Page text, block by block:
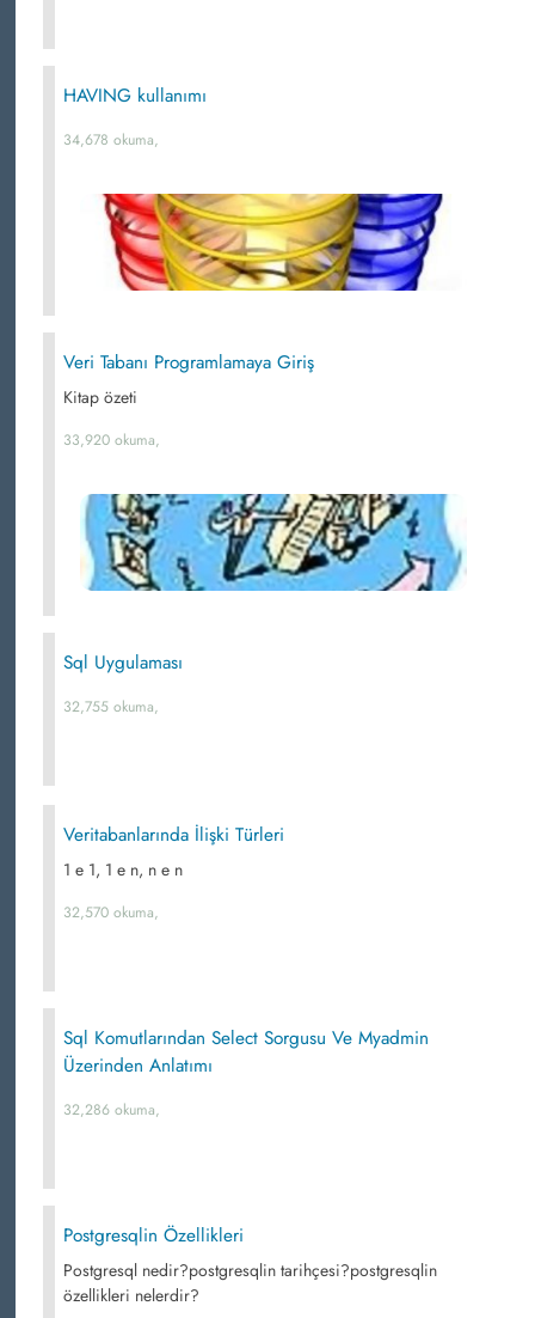
HAVING kullanımı
34,678 okuma,
Veri Tabanı Programlamaya Giriş
Kitap özeti
33,920 okuma,
Sql Uygulaması
32,755 okuma,
Veritabanlarında İlişki Türleri
1 e 1, 1 e n, n e n
32,570 okuma,
Sql Komutlarından Select Sorgusu Ve Myadmin
Üzerinden Anlatımı
32,286 okuma,
Postgresqlin Özellikleri
Postgresql nedir?postgresqlin tarihçesi?postgresqlin
özellikleri nelerdir?